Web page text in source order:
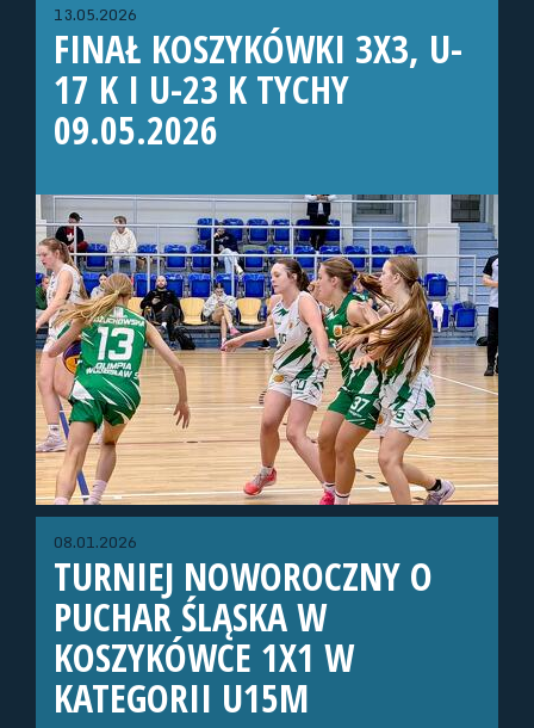
13.05.2026
FINAŁ KOSZYKÓWKI 3X3, U-
17 K I U-23 K TYCHY
09.05.2026
08.01.2026
TURNIEJ NOWOROCZNY O
PUCHAR ŚLĄSKA W
KOSZYKÓWCE 1X1 W
KATEGORII U15M